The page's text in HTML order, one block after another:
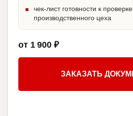
чек-лист готовности к
производственного цеха
от 1 900 ₽
ЗАКАЗАТЬ